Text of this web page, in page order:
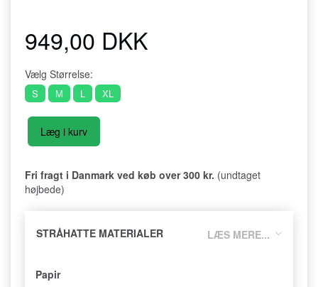
949,00 DKK
Vælg Størrelse:
S M L XL
Læg i kurv
Fri fragt i Danmark ved køb over 300 kr. (undtaget
højbede)
LÆS MERE...
STRÅHATTE MATERIALER
Papir